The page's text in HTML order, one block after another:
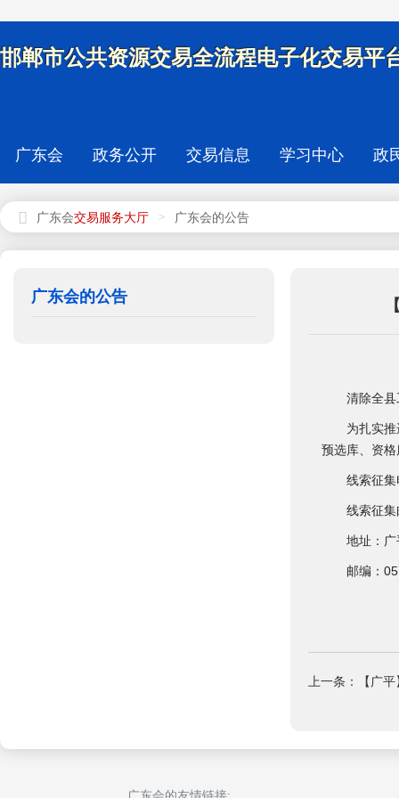
邯郸市公共资源交易全流程电子化交易平
广东会 政务公开 交易信息 学习中心 政
广东会 > 广东会的公告
广东会的公告
清除全县工
为扎实推进
预选库、资格
线索征集
线索征集
地址：广平
邮编：
上一条：【广